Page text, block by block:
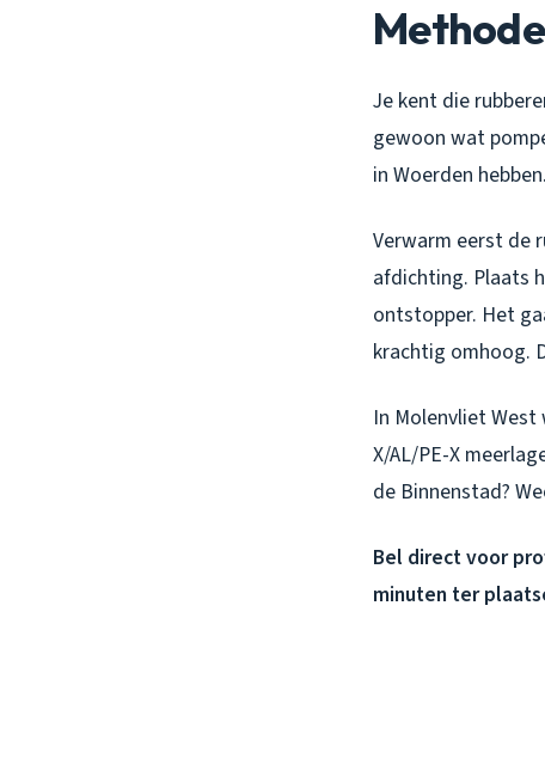
Je kent die
gewoon wat
in Woerden hebben.
Verwarm eerst de
afdichting. Plaats
ontstopper. Het
krachtig omhoog.
In Molenvliet
X/AL/PE-X
de Binnenstad?
Bel direct voor
minuten ter